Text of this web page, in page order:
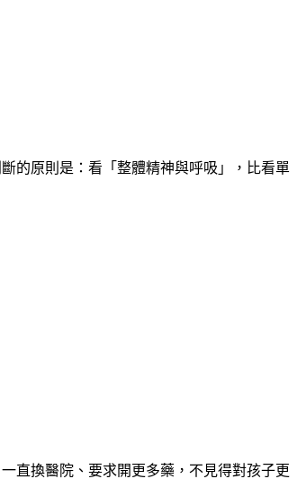
的原則是：看「整體精神與呼吸」，比看單
一直換醫院、要求開更多藥，不見得對孩子更